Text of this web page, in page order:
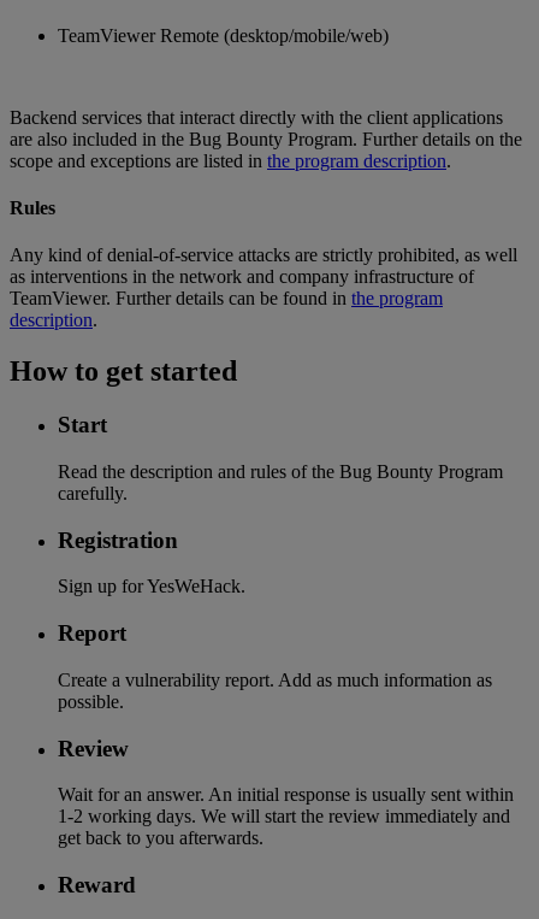
TeamViewer Remote (desktop/mobile/web)
Backend services that interact directly with the client applications
are also included in the Bug Bounty Program. Further details on the
scope and exceptions are listed in the program description.
Rules
Any kind of denial-of-service attacks are strictly prohibited, as well
as interventions in the network and company infrastructure of
TeamViewer. Further details can be found in the program
description.
How to get started
Start
Read the description and rules of the Bug Bounty Program
carefully.
Registration
Sign up for YesWeHack.
Report
Create a vulnerability report. Add as much information as
possible.
Review
Wait for an answer. An initial response is usually sent within
1-2 working days. We will start the review immediately and
get back to you afterwards.
Reward